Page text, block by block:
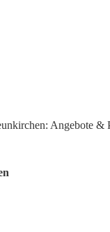
Angebote &